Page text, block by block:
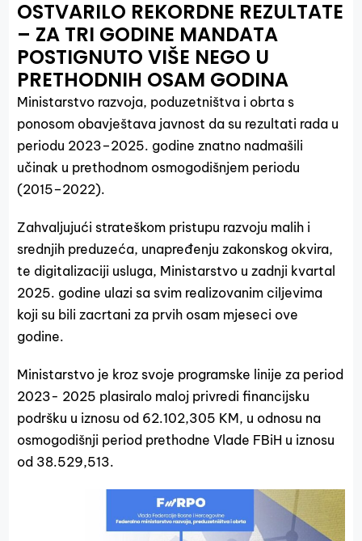
OSTVARILO REKORDNE REZULTATE
– ZA TRI GODINE MANDATA
POSTIGNUTO VIŠE NEGO U
PRETHODNIH OSAM GODINA
Ministarstvo razvoja, poduzetništva i obrta s
ponosom obavještava javnost da su rezultati rada u
periodu 2023–2025. godine znatno nadmašili
učinak u prethodnom osmogodišnjem periodu
(2015–2022).
Zahvaljujući strateškom pristupu razvoju malih i
srednjih preduzeća, unapređenju zakonskog okvira,
te digitalizaciji usluga, Ministarstvo u zadnji kvartal
2025. godine ulazi sa svim realizovanim ciljevima
koji su bili zacrtani za prvih osam mjeseci ove
godine.
Ministarstvo je kroz svoje programske linije za period
2023- 2025 plasiralo maloj privredi financijsku
podršku u iznosu od 62.102,305 KM, u odnosu na
osmogodišnji period prethodne Vlade FBiH u iznosu
od 38.529,513.